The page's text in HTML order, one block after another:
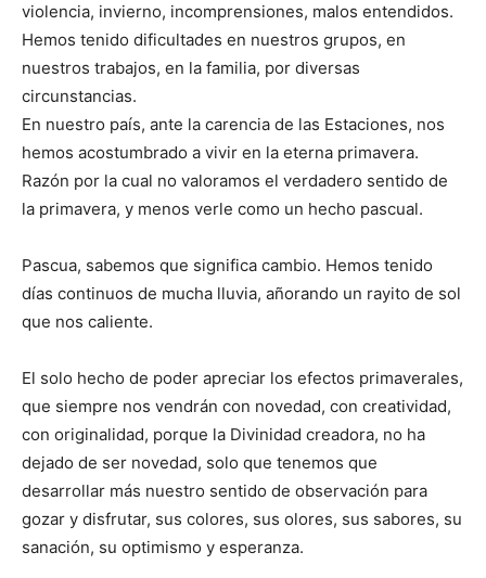
violencia, invierno, incomprensiones, malos entendidos.
Hemos tenido dificultades en nuestros grupos, en
nuestros trabajos, en la familia, por diversas
circunstancias.
En nuestro país, ante la carencia de las Estaciones, nos
hemos acostumbrado a vivir en la eterna primavera.
Razón por la cual no valoramos el verdadero sentido de
la primavera, y menos verle como un hecho pascual.
Pascua, sabemos que significa cambio. Hemos tenido
días continuos de mucha lluvia, añorando un rayito de sol
que nos caliente.
El solo hecho de poder apreciar los efectos primaverales,
que siempre nos vendrán con novedad, con creatividad,
con originalidad, porque la Divinidad creadora, no ha
dejado de ser novedad, solo que tenemos que
desarrollar más nuestro sentido de observación para
gozar y disfrutar, sus colores, sus olores, sus sabores, su
sanación, su optimismo y esperanza.